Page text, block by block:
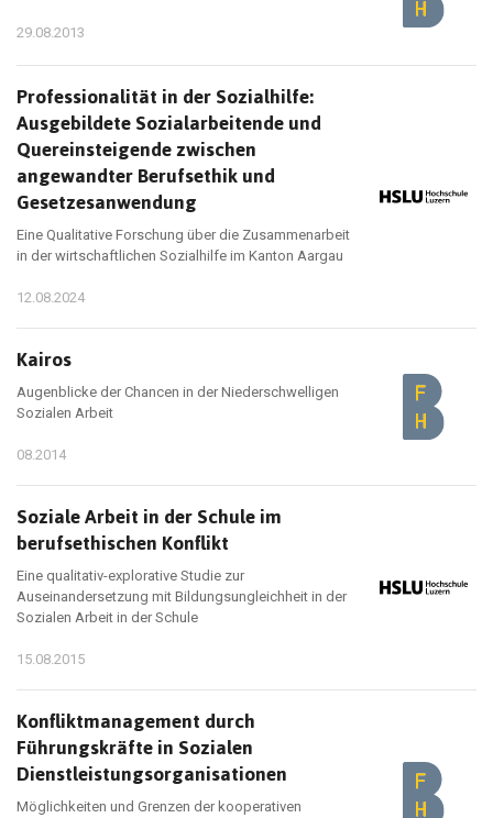
29.08.2013
Professionalität in der Sozialhilfe:
Ausgebildete Sozialarbeitende und
Quereinsteigende zwischen
angewandter Berufsethik und
Gesetzesanwendung
Eine Qualitative Forschung über die Zusammenarbeit
in der wirtschaftlichen Sozialhilfe im Kanton Aargau
12.08.2024
Kairos
Augenblicke der Chancen in der Niederschwelligen
Sozialen Arbeit
08.2014
Soziale Arbeit in der Schule im
berufsethischen Konflikt
Eine qualitativ-explorative Studie zur
Auseinandersetzung mit Bildungsungleichheit in der
Sozialen Arbeit in der Schule
15.08.2015
Konfliktmanagement durch
Führungskräfte in Sozialen
Dienstleistungsorganisationen
Möglichkeiten und Grenzen der kooperativen